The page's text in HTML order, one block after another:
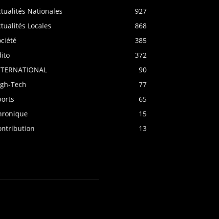
Nationales
927
Locales
868
385
372
90
Tech
77
65
15
13